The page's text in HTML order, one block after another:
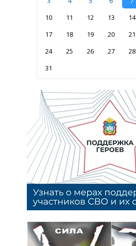
10
11 12 13 14
17
18 19 20 21
24
25 26 27 28
31